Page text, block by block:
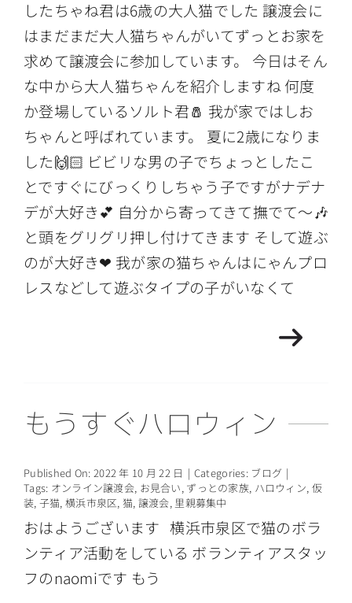
したちゃね君は6歳の大人猫でした 譲渡会に
はまだまだ大人猫ちゃんがいてずっとお家を
求めて譲渡会に参加しています。 今日はそん
な中から大人猫ちゃんを紹介しますね 何度
か登場しているソルト君🧂 我が家ではしお
ちゃんと呼ばれています。 夏に2歳になりま
した🙌🏻 ビビリな男の子でちょっとしたこ
とですぐにびっくりしちゃう子ですがナデナ
デが大好き💕 自分から寄ってきて撫でて〜🎶
と頭をグリグリ押し付けてきます そして遊ぶ
のが大好き❤ 我が家の猫ちゃんはにゃんプロ
レスなどして遊ぶタイプの子がいなくて
もうすぐハロウィン
Published On: 2022 年 10 月 22 日 | Categories: ブログ |
Tags: オンライン譲渡会, お見合い, ずっとの家族, ハロウィン, 仮
装, 子猫,横浜市泉区,猫, 譲渡会, 里親募集中
おはようございます 横浜市泉区で猫のボラ
ンティア活動をしている ボランティアスタッ
フのnaomiです もう